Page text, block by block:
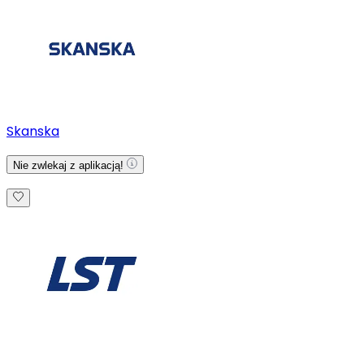
Skanska
Nie zwlekaj z aplikacją!